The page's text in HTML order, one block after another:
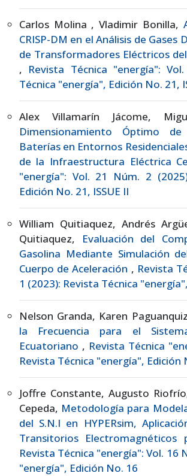
Carlos Molina , Vladimir Bonilla,
CRISP-DM en el Análisis de
de Transformadores Eléctricos
, Revista Técnica "energía":
Técnica "energía", Edición No. 21,
Alex Villamarín Jácome,
Dimensionamiento Óptimo
Baterías en Entornos
de la Infraestructura Eléctrica
"energía": Vol. 21 Núm. 2
Edición No. 21, ISSUE II
William Quitiaquez, Andrés
Quitiaquez,
Evaluación del
Gasolina Mediante Simulación
Cuerpo de Aceleración , Revista
1 (2023): Revista Técnica
Nelson Granda, Karen
la Frecuencia para el
Ecuatoriano , Revista Técnica
Revista Técnica "energía", Edición
Joffre Constante, Augusto
Cepeda, Metodología para
del S.N.I en HYPERsim,
Transitorios
Revista Técnica "energía": Vol. 16
"energía", Edición No. 16